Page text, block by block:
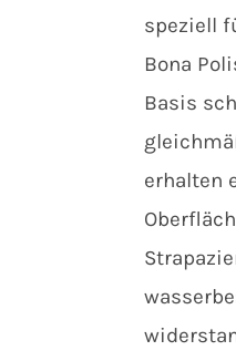
speziell
Bona
Basis
erhalten